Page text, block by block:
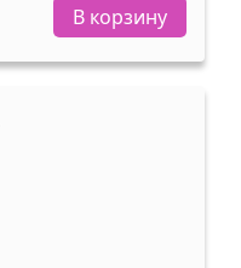
В корзину